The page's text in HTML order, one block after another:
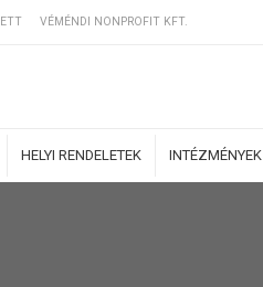
VÉMÉNDI NONPROFIT KFT.
HELYI RENDELETEK INTÉZMÉNYEK